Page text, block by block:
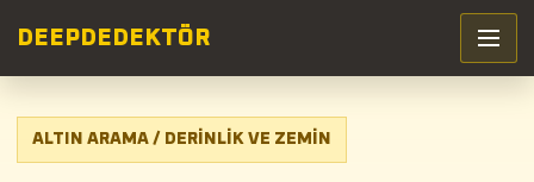
DEEP DEDEKTÖR
ALTIN ARAMA / DERINLIK VE ZEMIN